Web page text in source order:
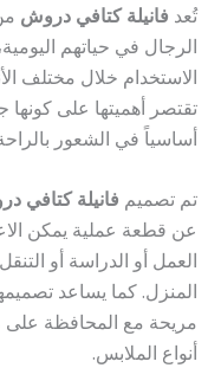
تُعد فانيلة كتافي دروش
الرجال في حياتهم
الاستخدام خلال مختلف
تقتصر أهميتها على
أساسياً في الشعور
تم تصميم فانيلة كتافي
عن قطعة عملية يمكن
العمل أو الدراسة أو
المنزل. كما يساعد
مريحة مع المحافظة
أنواع الملابس.